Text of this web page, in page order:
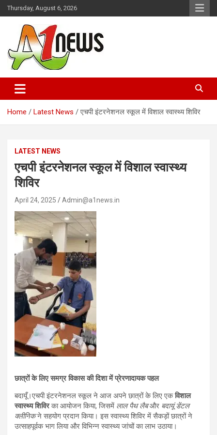
Skip
to
content
Thursday, August 6, 2026
A1news.in
Home Latest News एचपी इंटरनेशनल स्कूल में विशाल स्वास्थ्य शिविर
LATEST NEWS
एचपी इंटरनेशनल स्कूल में विशाल स्वास्थ्य
शिविर
April 24, 2025 Admin@a1news.in
छात्रों के लिए समग्र विकास की दिशा में प्रेरणादायक पहल
बदायूँ।एचपी इंटरनेशनल स्कूल ने आज अपने छात्रों के लिए एकविशाल
स्वास्थ्य शिविरका आयोजन किया, जिसमें लाल पैथ लैबऔर बदायूं डेंटल
क्लीनिकने सहयोग प्रदान किया। इस स्वास्थ्य शिविर में सैकड़ों छात्रों ने
उत्साहपूर्वक भाग लिया और विभिन्न स्वास्थ्य जांचों का लाभ उठाया।